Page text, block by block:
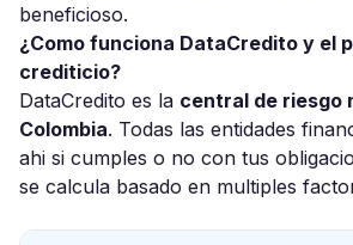
beneficioso.
¿Como funciona DataCredito y el
crediticio?
DataCredito es la central de riesgo
Colombia. Todas las entidades
ahi si cumples o no con tus
se calcula basado en multiples